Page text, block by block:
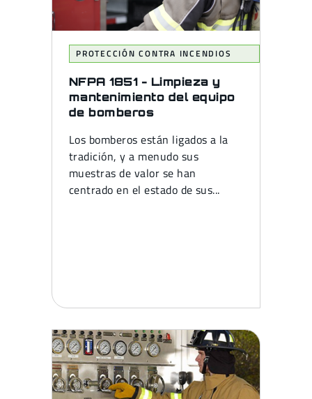
PROTECCIÓN CONTRA INCENDIOS
NFPA 1851 - Limpieza y
mantenimiento del equipo
de bomberos
Los bomberos están ligados a la
tradición, y a menudo sus
muestras de valor se han
centrado en el estado de sus...